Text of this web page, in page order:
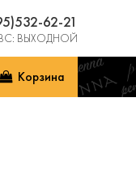
62-21
ВС: ВЫХОДНОЙ
Корзина